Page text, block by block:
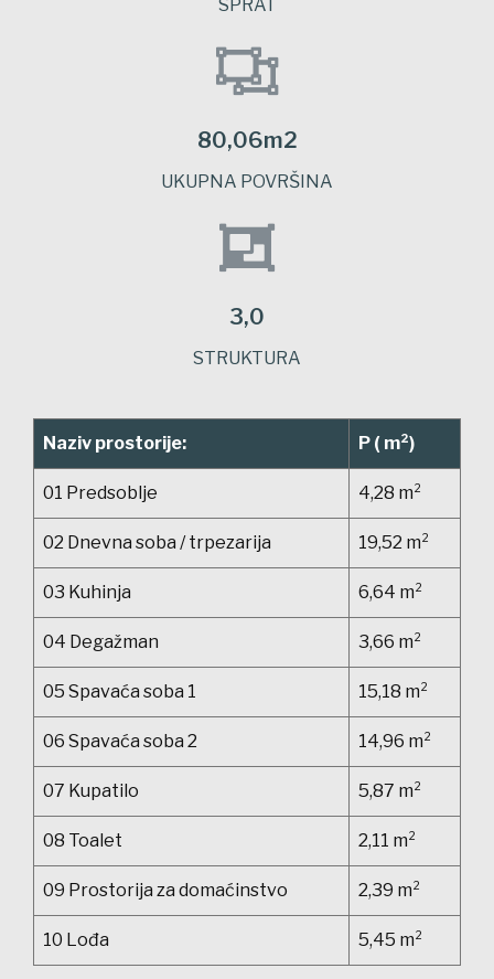
SPRAT
80,06m2
UKUPNA POVRŠINA
3,0
STRUKTURA
Naziv prostorije: P ( m²)
01 Predsoblje 4,28 m²
02 Dnevna soba / trpezarija 19,52 m²
03 Kuhinja 6,64 m²
04 Degažman 3,66 m²
05 Spavaća soba 1 15,18 m²
06 Spavaća soba 2 14,96 m²
07 Kupatilo 5,87 m²
08 Toalet 2,11 m²
09 Prostorija za domaćinstvo 2,39 m²
10 Lođa 5,45 m²